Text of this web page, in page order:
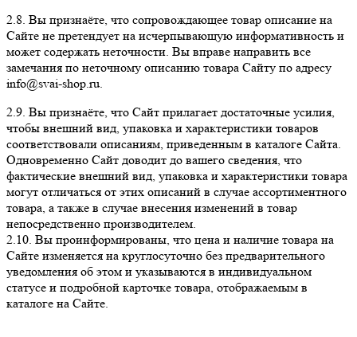
2.8. Вы признаёте, что сопровождающее товар описание на
Сайте не претендует на исчерпывающую информативность и
может содержать неточности. Вы вправе направить все
замечания по неточному описанию товара Сайту по адресу
info@svai-shop.ru.
2.9. Вы признаёте, что Сайт прилагает достаточные усилия,
чтобы внешний вид, упаковка и характеристики товаров
соответствовали описаниям, приведенным в каталоге Сайта.
Одновременно Сайт доводит до вашего сведения, что
фактические внешний вид, упаковка и характеристики товара
могут отличаться от этих описаний в случае ассортиментного
товара, а также в случае внесения изменений в товар
непосредственно производителем.
2.10. Вы проинформированы, что цена и наличие товара на
Сайте изменяется на круглосуточно без предварительного
уведомления об этом и указываются в индивидуальном
статусе и подробной карточке товара, отображаемым в
каталоге на Сайте.